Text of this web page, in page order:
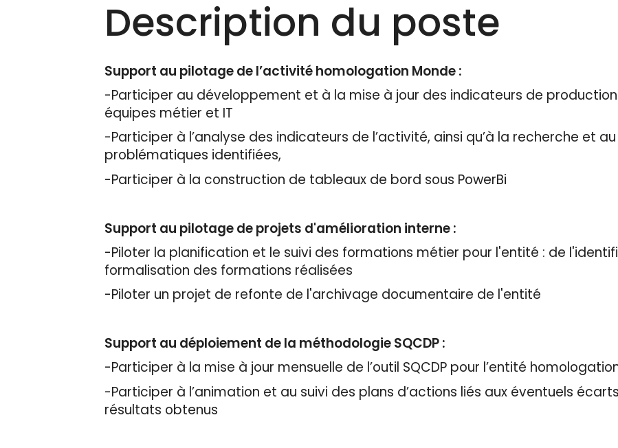
Description du poste
Support au pilotage de l’activité homologation Monde :
-Participer au développement et à la mise à jour des indicateurs de
équipes métier et IT
-Participer à l’analyse des indicateurs de l’activité, ainsi qu’à la recherche et
problématiques identifiées,
-Participer à la construction de tableaux de bord sous PowerBi
Support au pilotage de projets d'amélioration interne :
-Piloter la planification et le suivi des formations métier pour l'entité : de
formalisation des formations réalisées
-Piloter un projet de refonte de l'archivage documentaire de l'entité
Support au déploiement de la méthodologie SQCDP :
-Participer à la mise à jour mensuelle de l’outil SQCDP pour l’entité
-Participer à l’animation et au suivi des plans d’actions liés aux éventuels
résultats obtenus